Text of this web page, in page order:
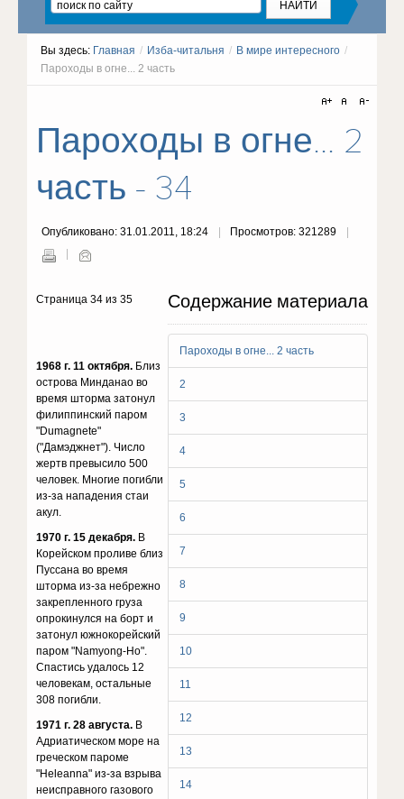
Вы здесь: Главная / Изба-читальня / В мире интересного /
Пароходы в огне... 2 часть
Пароходы в огне... 2
часть - 34
Опубликовано: 31.01.2011, 18:24 Просмотров: 321289
Содержание материала
Пароходы в огне... 2 часть
2
3
4
5
6
7
8
9
10
11
12
13
14
Страница 34 из 35
1968 г. 11 октября. Близ
острова Минданао во
время шторма затонул
филиппинский паром
"Dumagnete"
("Дамэджнет"). Число
жертв превысило 500
человек. Многие погибли
из-за нападения стаи
акул.
1970 г. 15 декабря. В
Корейском проливе близ
Пуссана во время
шторма из-за небрежно
закрепленного груза
опрокинулся на борт и
затонул южнокорейский
паром "Namyong-Ho".
Спастись удалось 12
человекам, остальные
308 погибли.
1971 г. 28 августа. В
Адриатическом море на
греческом пароме
"Heleanna" из-за взрыва
неисправного газового